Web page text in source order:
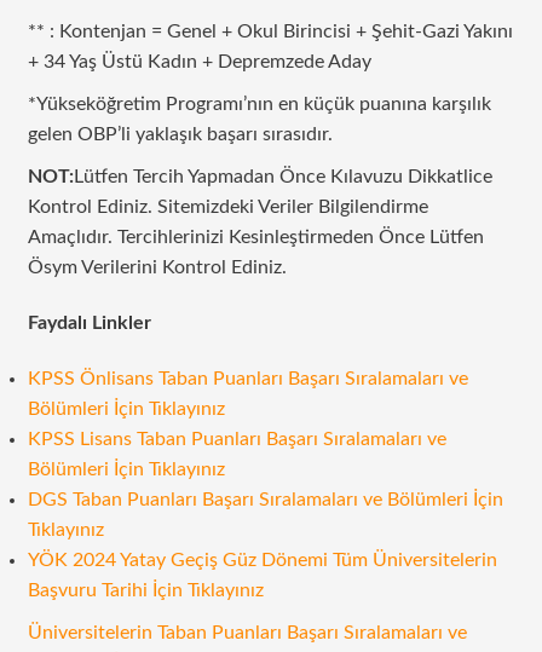
** : Kontenjan = Genel + Okul Birincisi + Şehit-Gazi Yakını
+ 34 Yaş Üstü Kadın + Depremzede Aday
*Yükseköğretim Programı’nın en küçük puanına karşılık
gelen OBP’li yaklaşık başarı sırasıdır.
NOT:Lütfen Tercih Yapmadan Önce Kılavuzu Dikkatlice
Kontrol Ediniz. Sitemizdeki Veriler Bilgilendirme
Amaçlıdır. Tercihlerinizi Kesinleştirmeden Önce Lütfen
Ösym Verilerini Kontrol Ediniz.
Faydalı Linkler
KPSS Önlisans Taban Puanları Başarı Sıralamaları ve
Bölümleri İçin Tıklayınız
KPSS Lisans Taban Puanları Başarı Sıralamaları ve
Bölümleri İçin Tıklayınız
DGS Taban Puanları Başarı Sıralamaları ve Bölümleri İçin
Tıklayınız
YÖK 2024 Yatay Geçiş Güz Dönemi Tüm Üniversitelerin
Başvuru Tarihi İçin Tıklayınız
Üniversitelerin Taban Puanları Başarı Sıralamaları ve